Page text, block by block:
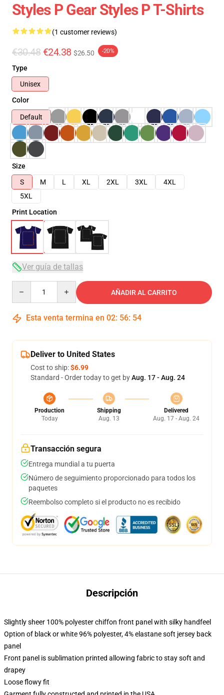
Styles P Gear Styles P T-Shirts
(1 customer reviews)
€30.48 €24.38 $26.50 -20%
Type
Unisex
Color
Default
Size
S
M L XL 2XL 3XL
4XL
5XL
Print Location
Ver guía de tallas
AÑADIR AL CARRITO
Esta venta termina en 02: 56: 54
Deliver to United States
Cost to ship:$6.99
Standard - Order today to get byAug. 17 - Aug. 24
Production
Today
Shipping
Aug. 13
Delivered
Aug. 17 - Aug. 24
Transacción segura
Entrega mundial a tu puerta
Número de seguimiento proporcionado para todos los
paquetes
Reembolso completo si el producto no es recibido
Descripción
Slightly sheer 100% polyester chiffon front panel with silky handfeel
Option of black or white 96% polyester, 4% elastane soft jersey back
panel
Front panel is sublimation printed allowing fabric to stay soft and
drapey
Loose flowy fit